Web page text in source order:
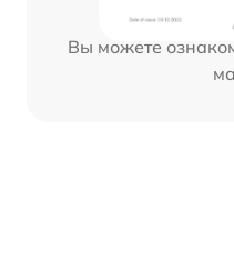
Вы можете